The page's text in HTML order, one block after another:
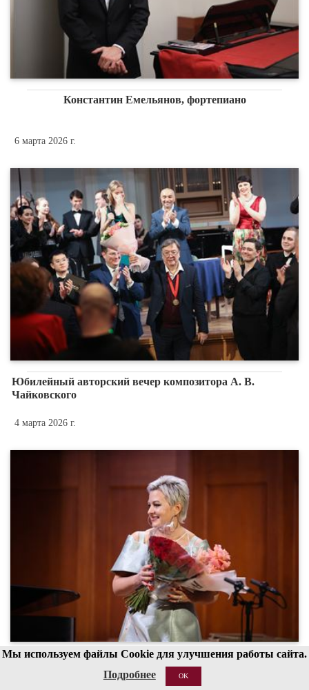
Константин Емельянов, фортепиано
6 марта 2026 г.
Юбилейный авторский вечер композитора А. В.
Чайковского
4 марта 2026 г.
Опера-гала
Мы используем файлы Cookie для улучшения работы сайта.
Подробнее
OK